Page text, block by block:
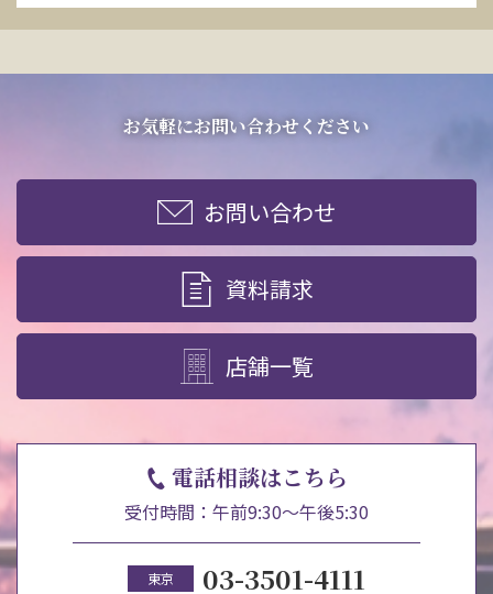
お気軽にお問い合わせください
お問い合わせ
資料請求
店舗一覧
電話相談はこちら
受付時間：午前9:30～午後5:30
東京 03-3501-4111